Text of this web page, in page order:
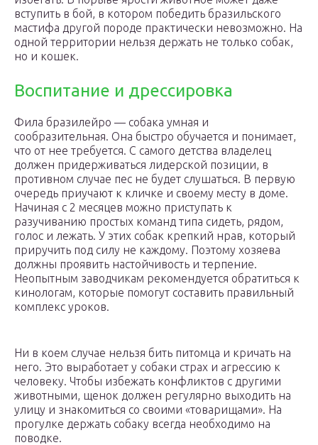
вступить в бой, в котором победить бразильского
мастифа другой породе практически невозможно. На
одной территории нельзя держать не только собак,
но и кошек.
Воспитание и дрессировка
Фила бразилейро — собака умная и
сообразительная. Она быстро обучается и понимает,
что от нее требуется. С самого детства владелец
должен придерживаться лидерской позиции, в
противном случае пес не будет слушаться. В первую
очередь приучают к кличке и своему месту в доме.
Начиная с 2 месяцев можно приступать к
разучиванию простых команд типа сидеть, рядом,
голос и лежать. У этих собак крепкий нрав, который
приручить под силу не каждому. Поэтому хозяева
должны проявить настойчивость и терпение.
Неопытным заводчикам рекомендуется обратиться к
кинологам, которые помогут составить правильный
комплекс уроков.
Ни в коем случае нельзя бить питомца и кричать на
него. Это выработает у собаки страх и агрессию к
человеку. Чтобы избежать конфликтов с другими
животными, щенок должен регулярно выходить на
улицу и знакомиться со своими «товарищами». На
прогулке держать собаку всегда необходимо на
поводке.